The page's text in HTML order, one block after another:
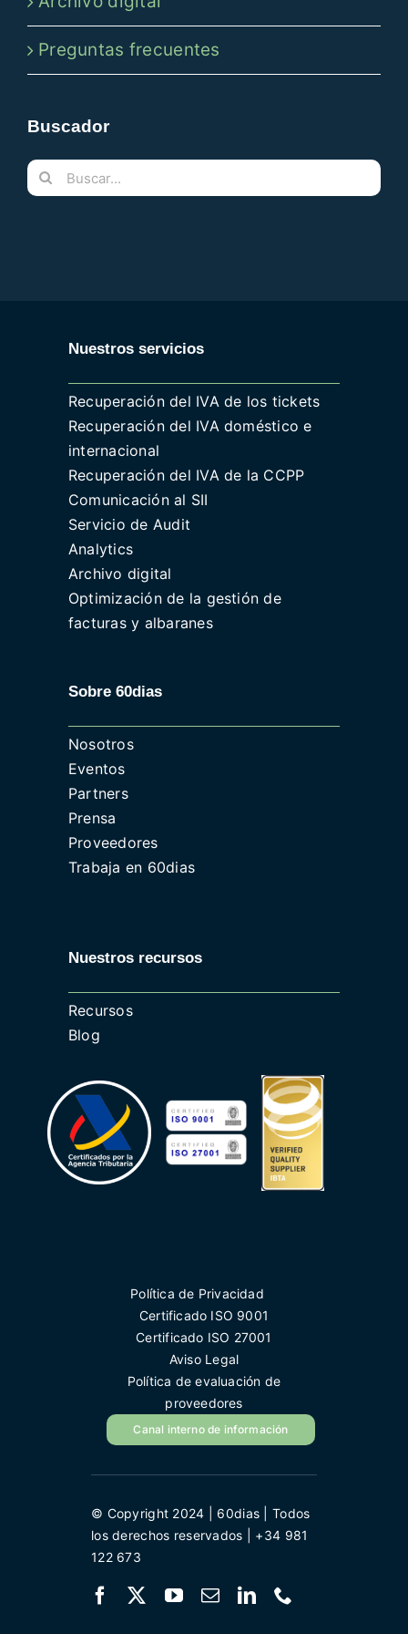
Preguntas frecuentes
Buscador
Buscar:
Nuestros servicios
Recuperación del IVA de los tickets
Recuperación del IVA doméstico e
internacional
Recuperación del IVA de la CCPP
Comunicación al SII
Servicio de Audit
Analytics
Archivo digital
Optimización de la gestión de
facturas y albaranes
Sobre 60dias
Nosotros
Eventos
Partners
Prensa
Proveedores
Trabaja en 60dias
Nuestros recursos
Recursos
Blog
Política de Privacidad
Certificado ISO 9001
Certificado ISO 27001
Aviso Legal
Política de evaluación de
proveedores
Canal interno de información
© Copyright 2024 | 60dias | Todos
los derechos reservados | +34 981
122 673